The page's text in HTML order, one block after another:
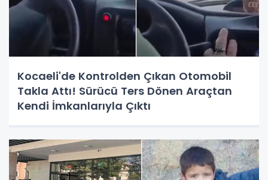
Kocaeli'de Kontrolden Çıkan Otomobil
Takla Attı! Sürücü Ters Dönen Araçtan
Kendi İmkanlarıyla Çıktı